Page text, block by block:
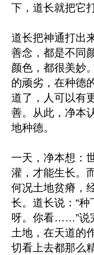
下，道长就把它
道长把神通打出
善念，都是不同
颜色，都很美妙
的顽劣，在种德
道了，人可以有
善。从此，净本
地种德。
一天，净本想：
灌，才能生长。
何况土地贫瘠，
长。道长说：“
呀。你看……”说
土地，在天道的
切看上去都那么